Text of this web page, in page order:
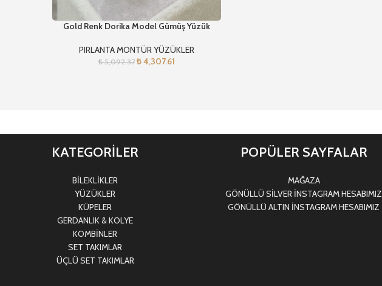
Gold Renk Dorika Model Gümüş Yüzük
PIRLANTA MONTÜR YÜZÜKLER
₺5,092.37 ₺4,307.61
KATEGORİLER
BİLEKLİKLER
YÜZÜKLER
KÜPELER
GERDANLIK & KOLYE
KOMBİNLER
SET TAKIMLAR
ÜÇLÜ SET TAKIMLAR
POPÜLER SAYFALAR
MAĞAZA
GÖNÜLLÜ SİLVER İNSTAGRAM HESABIMIZ
GÖNÜLLÜ ALTIN İNSTAGRAM HESABIMIZ